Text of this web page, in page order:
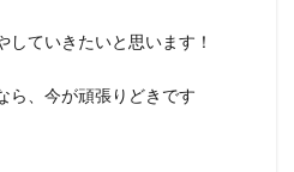
ていきたいと思います！
ら、今が頑張りどきです